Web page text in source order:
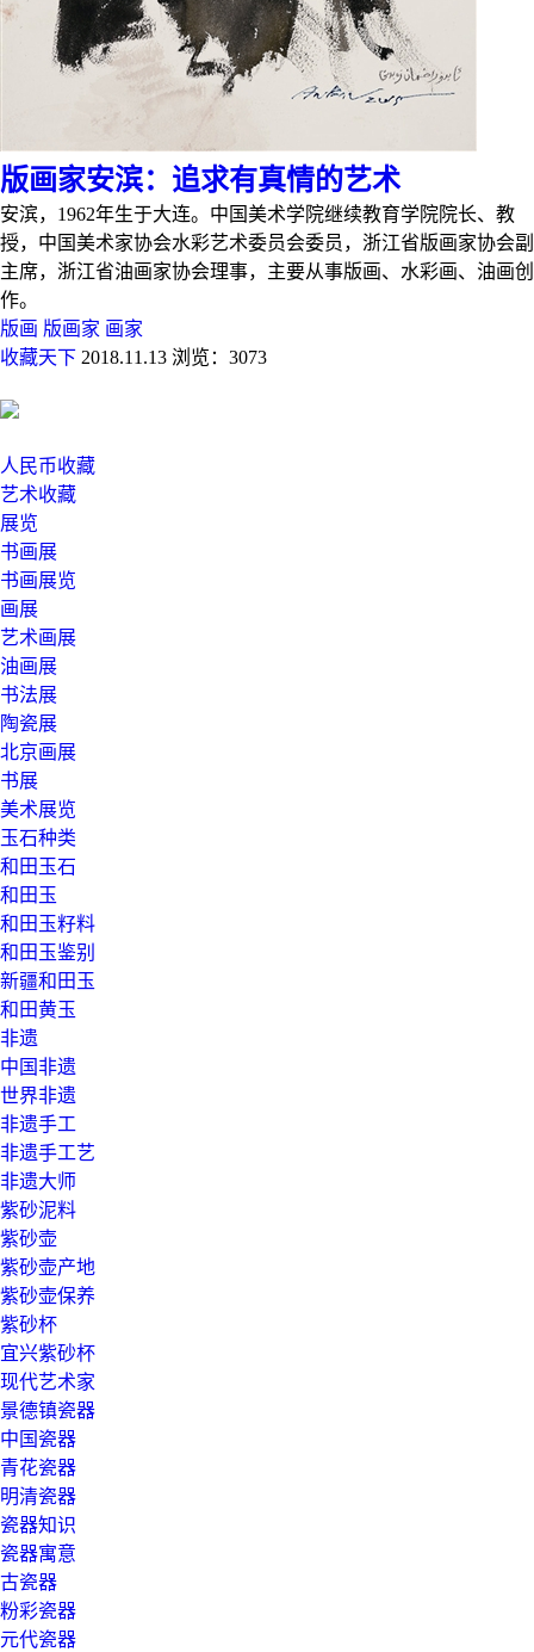
版画家安滨：追求有真情的艺术
安滨，1962年生于大连。中国美术学院继续教育学院院长、教
授，中国美术家协会水彩艺术委员会委员，浙江省版画家协会副
主席，浙江省油画家协会理事，主要从事版画、水彩画、油画创
作。
版画 版画家 画家
收藏天下 2018.11.13 浏览：3073
人民币收藏
艺术收藏
展览
书画展
书画展览
画展
艺术画展
油画展
书法展
陶瓷展
北京画展
书展
美术展览
玉石种类
和田玉石
和田玉
和田玉籽料
和田玉鉴别
新疆和田玉
和田黄玉
非遗
中国非遗
世界非遗
非遗手工
非遗手工艺
非遗大师
紫砂泥料
紫砂壶
紫砂壶产地
紫砂壶保养
紫砂杯
宜兴紫砂杯
现代艺术家
景德镇瓷器
中国瓷器
青花瓷器
明清瓷器
瓷器知识
瓷器寓意
古瓷器
粉彩瓷器
元代瓷器